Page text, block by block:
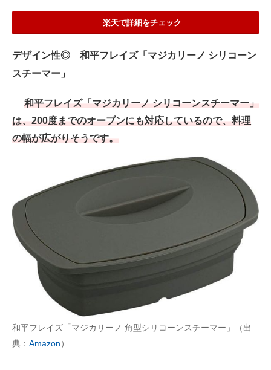
楽天で詳細をチェック
デザイン性◎ 和平フレイズ「マジカリーノ シリコーン
スチーマー」
和平フレイズ「マジカリーノ シリコーンスチーマー」
は、200度までのオーブンにも対応しているので、料理
の幅が広がりそうです。
和平フレイズ「マジカリーノ 角型シリコーンスチーマー」（出
典： Amazon）